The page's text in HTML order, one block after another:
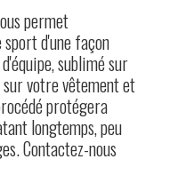
permet
d'une façon
sublimé sur
votre vêtement et
protégera
longtemps, peu
Contactez-nous